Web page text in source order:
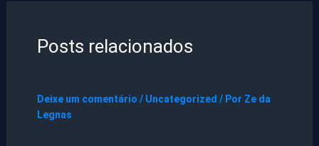
Posts relacionados
Deixe um comentário / Uncategorized / Por Ze da
Legnas